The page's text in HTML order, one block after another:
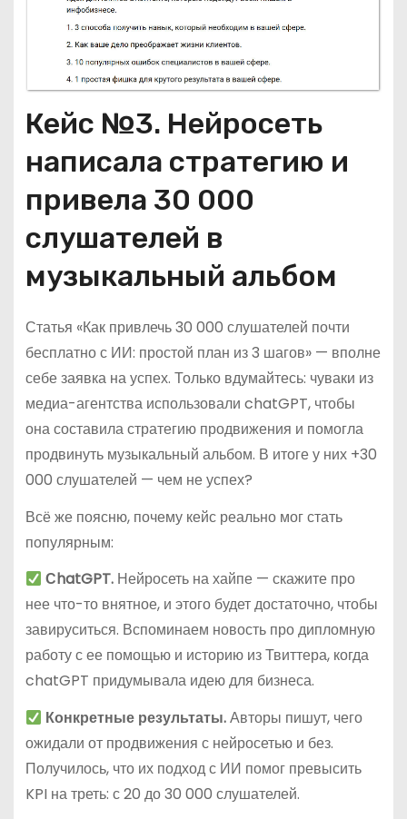
Кейс №3. Нейросеть
написала стратегию и
привела 30 000
слушателей в
музыкальный альбом
Статья «Как привлечь 30 000 слушателей почти
бесплатно с ИИ: простой план из 3 шагов» — вполне
себе заявка на успех. Только вдумайтесь: чуваки из
медиа-агентства использовали chatGPT, чтобы
она составила стратегию продвижения и помогла
продвинуть музыкальный альбом. В итоге у них +30
000 слушателей — чем не успех?
Всё же поясню, почему кейс реально мог стать
популярным:
СhatGPT. Нейросеть на хайпе — скажите про
нее что-то внятное, и этого будет достаточно, чтобы
завируситься. Вспоминаем новость про дипломную
работу с ее помощью и историю из Твиттера, когда
chatGPT придумывала идею для бизнеса.
Конкретные результаты.Авторы пишут, чего
ожидали от продвижения с нейросетью и без.
Получилось, что их подход с ИИ помог превысить
KPI на треть: с 20 до 30 000 слушателей.